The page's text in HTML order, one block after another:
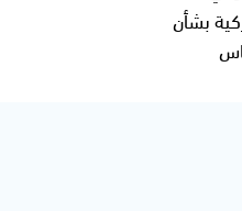
بشأن